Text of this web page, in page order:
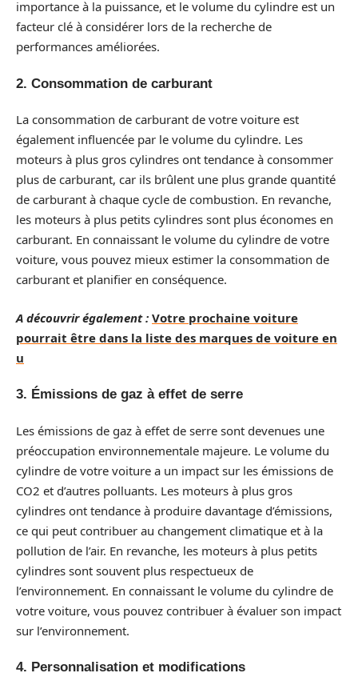
importance à la puissance, et le volume du cylindre est un
facteur clé à considérer lors de la recherche de
performances améliorées.
2. Consommation de carburant
La consommation de carburant de votre voiture est
également influencée par le volume du cylindre. Les
moteurs à plus gros cylindres ont tendance à consommer
plus de carburant, car ils brûlent une plus grande quantité
de carburant à chaque cycle de combustion. En revanche,
les moteurs à plus petits cylindres sont plus économes en
carburant. En connaissant le volume du cylindre de votre
voiture, vous pouvez mieux estimer la consommation de
carburant et planifier en conséquence.
A découvrir également : Votre prochaine voiture
pourrait être dans la liste des marques de voiture en
u
3. Émissions de gaz à effet de serre
Les émissions de gaz à effet de serre sont devenues une
préoccupation environnementale majeure. Le volume du
cylindre de votre voiture a un impact sur les émissions de
CO2 et d’autres polluants. Les moteurs à plus gros
cylindres ont tendance à produire davantage d’émissions,
ce qui peut contribuer au changement climatique et à la
pollution de l’air. En revanche, les moteurs à plus petits
cylindres sont souvent plus respectueux de
l’environnement. En connaissant le volume du cylindre de
votre voiture, vous pouvez contribuer à évaluer son impact
sur l’environnement.
4. Personnalisation et modifications